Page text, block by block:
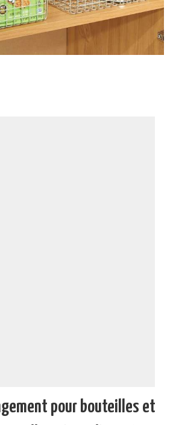
pour bouteilles et